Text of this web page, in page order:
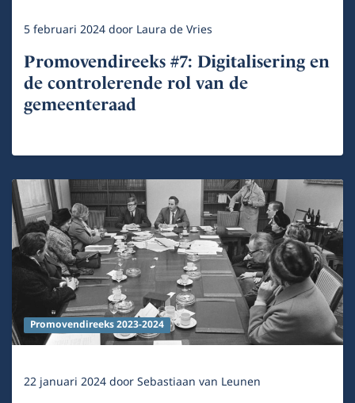
5 februari 2024door Laura de Vries
Promovendireeks #7: Digitalisering en
de controlerende rol van de
gemeenteraad
Promovendireeks 2023-2024
22 januari 2024doorSebastiaan van Leunen